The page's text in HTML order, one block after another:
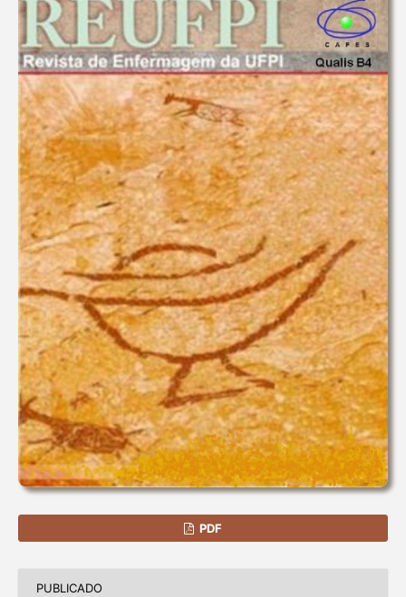
PDF
PUBLICADO